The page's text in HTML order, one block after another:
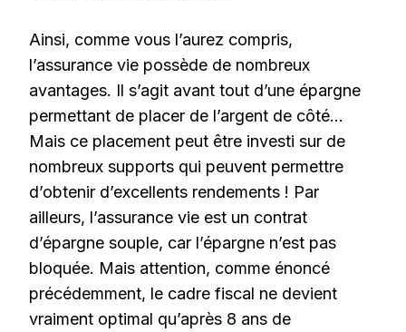
Ainsi, comme vous l’aurez compris,
l’assurance vie possède de nombreux
avantages. Il s’agit avant tout d’une épargne
permettant de placer de l’argent de côté…
Mais ce placement peut être investi sur de
nombreux supports qui peuvent permettre
d’obtenir d’excellents rendements ! Par
ailleurs, l’assurance vie est un contrat
d’épargne souple, car l’épargne n’est pas
bloquée. Mais attention, comme énoncé
précédemment, le cadre fiscal ne devient
vraiment optimal qu’après 8 ans de